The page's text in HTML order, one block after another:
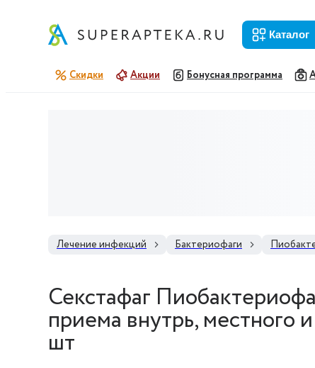
каталог
Скидки Акции Бонусная программа
Лечение инфекций Бактериофаги
Секстафаг
приема внутрь, местного
шт